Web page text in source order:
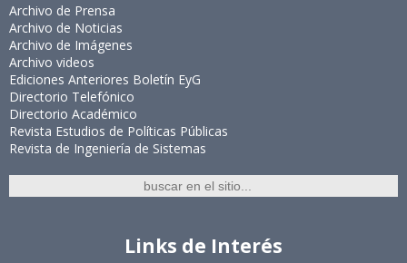
Archivo de Prensa
Archivo de Noticias
Archivo de Imágenes
Archivo videos
Ediciones Anteriores Boletín EyG
Directorio Telefónico
Directorio Académico
Revista Estudios de Políticas Públicas
Revista de Ingeniería de Sistemas
Links de Interés